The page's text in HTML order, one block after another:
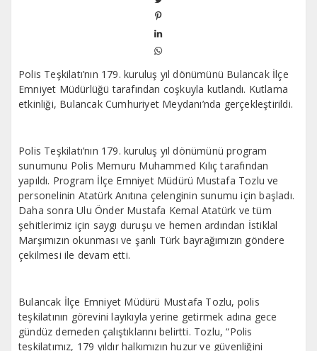
Polis Teşkilatı’nın 179. kuruluş yıl dönümünü Bulancak İlçe
Emniyet Müdürlüğü tarafından coşkuyla kutlandı. Kutlama
etkinliği, Bulancak Cumhuriyet Meydanı’nda gerçekleştirildi.
Polis Teşkilatı’nın 179. kuruluş yıl dönümünü program
sunumunu Polis Memuru Muhammed Kılıç tarafından
yapıldı. Program İlçe Emniyet Müdürü Mustafa Tozlu ve
personelinin Atatürk Anıtına çelenginin sunumu için başladı.
Daha sonra Ulu Önder Mustafa Kemal Atatürk ve tüm
şehitlerimiz için saygı duruşu ve hemen ardından İstiklal
Marşımızın okunması ve şanlı Türk bayrağımızın göndere
çekilmesi ile devam etti.
Bulancak İlçe Emniyet Müdürü Mustafa Tozlu, polis
teşkilatının görevini layıkıyla yerine getirmek adına gece
gündüz demeden çalıştıklarını belirtti. Tozlu, “Polis
teşkilatımız, 179 yıldır halkımızın huzur ve güvenliğini